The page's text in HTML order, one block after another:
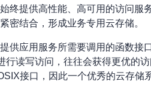
终提供高性能、高可用的访问
密结合，形成业务专用云存储。
供应用服务所需要调用的函数
读写访问，往往会获得更优的
接口，因此一个优秀的云存